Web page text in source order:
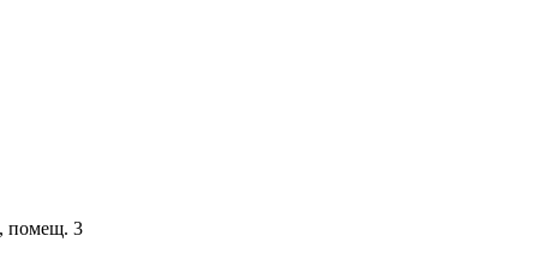
помещ. 3